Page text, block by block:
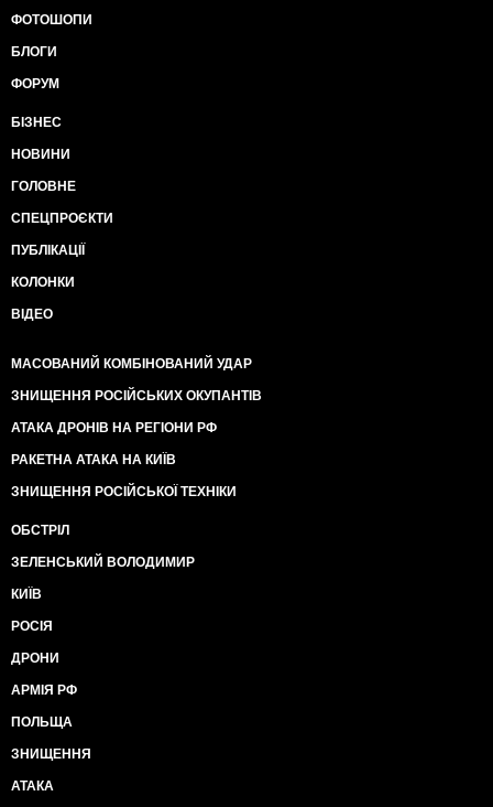
ФОТОШОПИ
БЛОГИ
ФОРУМ
БІЗНЕС
НОВИНИ
ГОЛОВНЕ
СПЕЦПРОЄКТИ
ПУБЛІКАЦІЇ
КОЛОНКИ
ВІДЕО
МАСОВАНИЙ КОМБІНОВАНИЙ УДАР
ЗНИЩЕННЯ РОСІЙСЬКИХ ОКУПАНТІВ
АТАКА ДРОНІВ НА РЕГІОНИ РФ
РАКЕТНА АТАКА НА КИЇВ
ЗНИЩЕННЯ РОСІЙСЬКОЇ ТЕХНІКИ
ОБСТРІЛ
ЗЕЛЕНСЬКИЙ ВОЛОДИМИР
КИЇВ
РОСІЯ
ДРОНИ
АРМІЯ РФ
ПОЛЬЩА
ЗНИЩЕННЯ
АТАКА